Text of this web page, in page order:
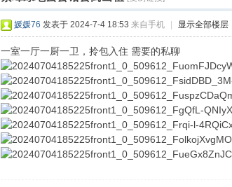
媛媛76 发表于 2024-7-4 18:53 来自手机 显示全部楼层
一室一厅一厨一卫，拎包入住 需要的私聊